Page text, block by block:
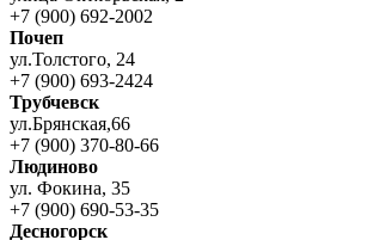
+7 (900) 692-2002
Почеп
ул.Толстого, 24
+7 (900) 693-2424
Трубчевск
ул.Брянская,66
+7 (900) 370-80-66
Людиново
ул. Фокина, 35
+7 (900) 690-53-35
Десногорск